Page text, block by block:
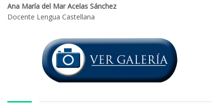
Ana María del Mar Acelas Sánchez
Docente Lengua Castellana